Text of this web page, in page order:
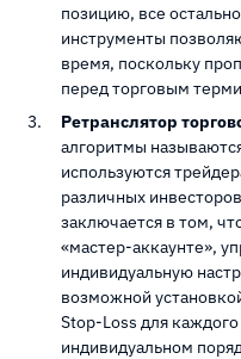
позицию, все
инструменты
время, поскольку
перед торговым
Ретранслятор
алгоритмы
используются
различных
заключается в том,
«мастер-аккаунте»,
индивидуальную
возможной
Stop-Loss для
индивидуальном